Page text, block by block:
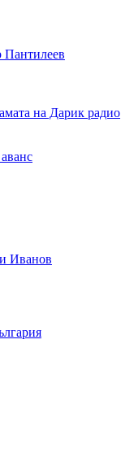
Пантилеев
на Дарик радио
Иванов